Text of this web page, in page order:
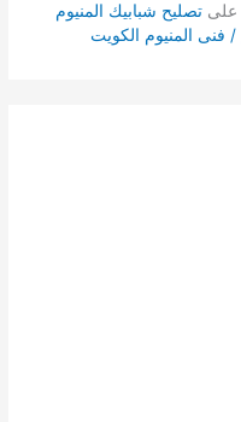
علىتصليح شبابيك المنيوم